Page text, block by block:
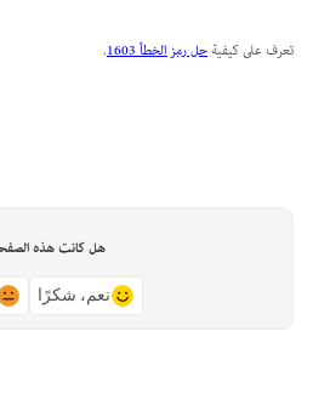
تعرف على كيفيةحل رمز الخطأ 1603 .
هل كانت هذه
نعم، شكرًا